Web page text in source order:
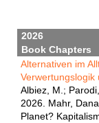
2026
Book Chapters
Alternativen im
Verwertungslogik
Albiez, M.;
2026. Mahr,
Planet?